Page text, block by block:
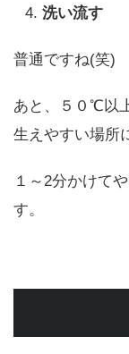
洗い流す
普通ですね(笑)
あと、５０℃以
生えやすい場所
１～2分かけて
す。